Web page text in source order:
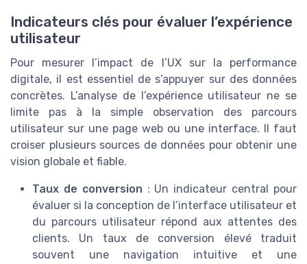
Indicateurs clés pour évaluer l’expérience
utilisateur
Pour mesurer l’impact de l’UX sur la performance
digitale, il est essentiel de s’appuyer sur des données
concrètes. L’analyse de l’expérience utilisateur ne se
limite pas à la simple observation des parcours
utilisateur sur une page web ou une interface. Il faut
croiser plusieurs sources de données pour obtenir une
vision globale et fiable.
Taux de conversion : Un indicateur central pour
évaluer si la conception de l’interface utilisateur et
du parcours utilisateur répond aux attentes des
clients. Un taux de conversion élevé traduit
souvent une navigation intuitive et une